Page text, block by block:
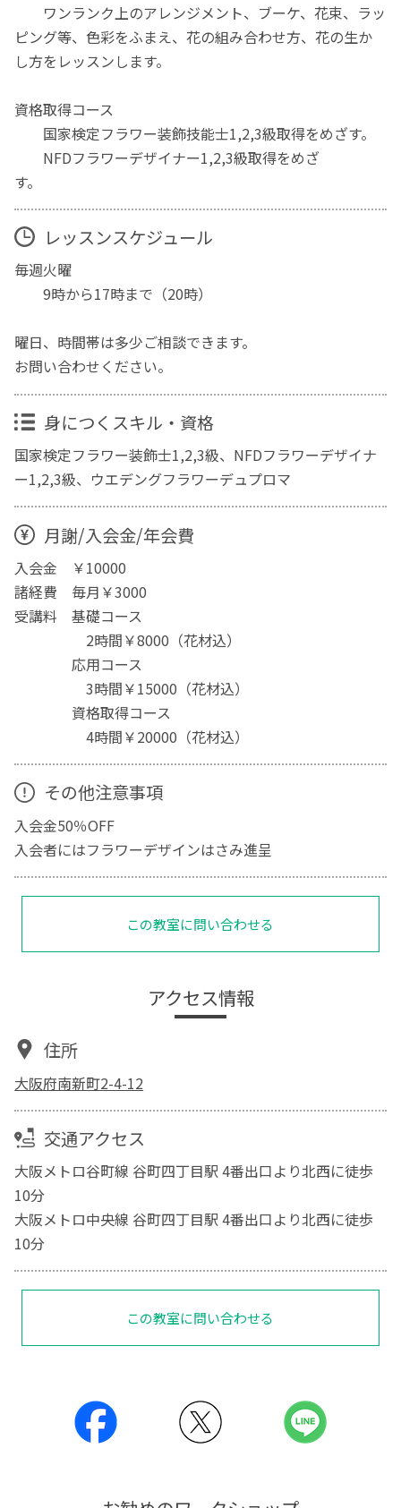
ワンランク上のアレンジメント、ブーケ、花束、ラッ
ピング等、色彩をふまえ、花の組み合わせ方、花の生か
し方をレッスンします。
資格取得コース
国家検定フラワー装飾技能士1,2,3級取得をめざす。
NFDフラワーデザイナー1,2,3級取得をめざ
す。
レッスンスケジュール
毎週火曜
9時から17時まで（20時）
曜日、時間帯は多少ご相談できます。
お問い合わせください。
身につくスキル・資格
国家検定フラワー装飾士1,2,3級、NFDフラワーデザイナ
ー1,2,3級、ウエデングフラワーデュプロマ
月謝/入会金/年会費
入会金 ￥10000
諸経費 毎月￥3000
受講料 基礎コース
2時間￥8000（花材込）
応用コース
3時間￥15000（花材込）
資格取得コース
4時間￥20000（花材込）
その他注意事項
入会金50％OFF
入会者にはフラワーデザインはさみ進呈
この教室に問い合わせる
アクセス情報
住所
大阪府南新町2-4-12
交通アクセス
大阪メトロ谷町線 谷町四丁目駅 4番出口より北西に徒歩
10分
大阪メトロ中央線 谷町四丁目駅 4番出口より北西に徒歩
10分
この教室に問い合わせる